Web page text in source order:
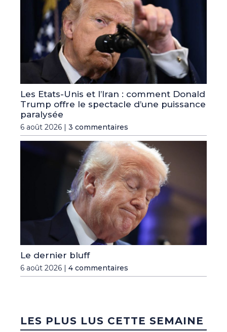
Les Etats-Unis et l’Iran : comment Donald
Trump offre le spectacle d’une puissance
paralysée
6 août 2026 | 3 commentaires
Le dernier bluff
6 août 2026 | 4 commentaires
LES PLUS LUS CETTE SEMAINE